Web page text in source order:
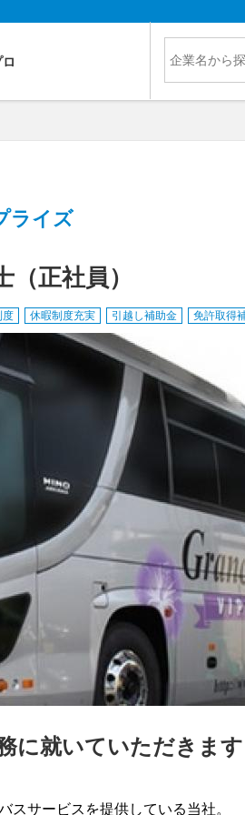
ライズ
正社員）
度 休暇制度充実 引越し補助金 免許取得
に就いていただきま